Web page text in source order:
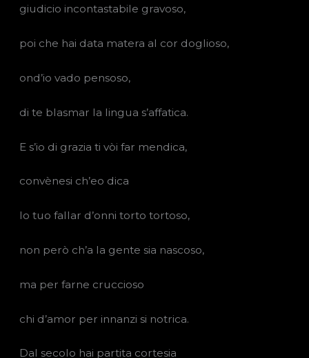
giudicio incontastabile gravoso,
poi che hai data matera al cor doglioso,
ond’io vado pensoso,
di te blasmar la lingua s’affatica.
E s’io di grazia ti vòi far mendica,
convènesi ch’eo dica
lo tuo fallar d’onni torto tortoso,
non però ch’a la gente sia nascoso,
ma per farne cruccioso
chi d’amor per innanzi si notrica.
Dal secolo hai partita cortesia